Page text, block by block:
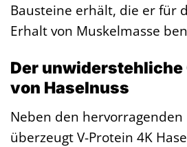
Bausteine erhält, die er für
Erhalt von Muskelmasse
Der unwiderstehliche
von Haselnuss
Neben den
überzeugt V-Protein 4K